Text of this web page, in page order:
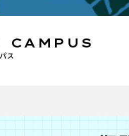
ス
CAMPUS